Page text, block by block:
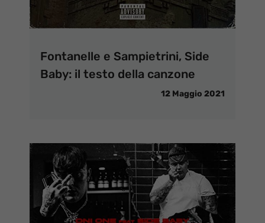
Fontanelle e Sampietrini, Side
Baby: il testo della canzone
12 Maggio 2021